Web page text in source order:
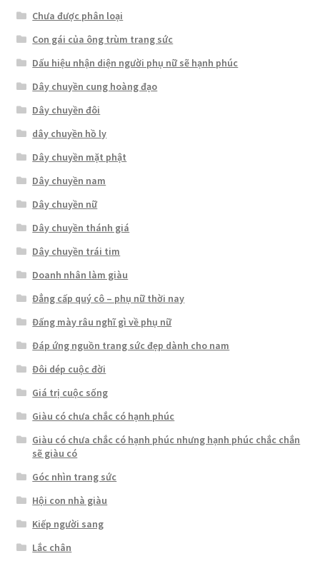
Chưa được phân loại
Con gái của ông trùm trang sức
Dấu hiệu nhận diện người phụ nữ sẽ hạnh phúc
Dây chuyền cung hoàng đạo
Dây chuyền đôi
dây chuyền hồ ly
Dây chuyền mặt phật
Dây chuyền nam
Dây chuyền nữ
Dây chuyền thánh giá
Dây chuyền trái tim
Doanh nhân làm giàu
Đẳng cấp quý cô – phụ nữ thời nay
Đấng mày râu nghĩ gì về phụ nữ
Đáp ứng nguồn trang sức đẹp dành cho nam
Đôi dép cuộc đời
Giá trị cuộc sống
Giàu có chưa chắc có hạnh phúc
Giàu có chưa chắc có hạnh phúc nhưng hạnh phúc chắc chắn
sẽ giàu có
Góc nhìn trang sức
Hội con nhà giàu
Kiếp người sang
Lắc chân